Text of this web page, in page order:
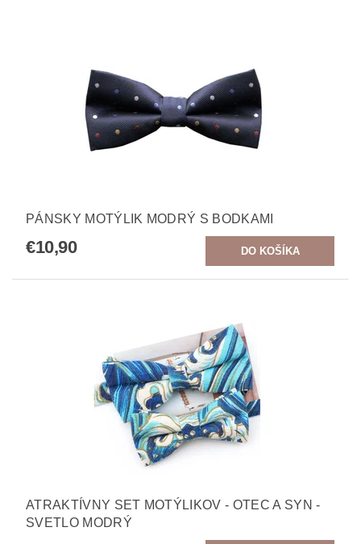
PÁNSKY MOTÝLIK MODRÝ S BODKAMI
€10,90
ATRAKTÍVNY SET MOTÝLIKOV - OTEC A SYN -
SVETLO MODRÝ